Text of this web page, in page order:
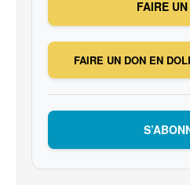
FAIRE
FAIRE UN DON EN